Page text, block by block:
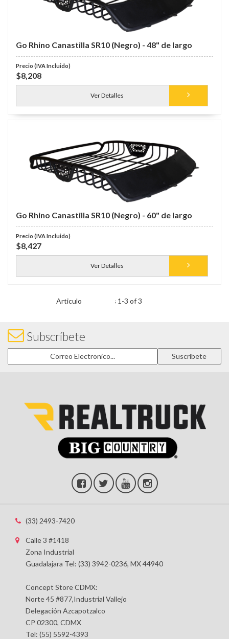
Go Rhino Canastilla SR10 (Negro) - 48" de largo
$8,208
Ver Detalles
Go Rhino Canastilla SR10 (Negro) - 60" de largo
$8,427
Ver Detalles
Items 1 -3 of 3
Subscríbete
(33) 2493-7420
Calle 3 #1418
Zona Industrial
Guadalajara Tel: (33) 3942-0236, MX 44940
Concept Store CDMX:
Norte 45 #877,Industrial Vallejo
Delegación Azcapotzalco
CP 02300, CDMX
Tel: (55) 5592-4393